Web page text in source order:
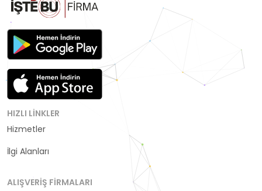
HIZLI LINKLER
Hizmetler
İlgi Alanları
ALIŞVERIŞ FIRMALARI